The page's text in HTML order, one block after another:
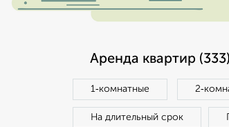
Аренда квартир (333)
1‑комнатные
На длительный срок